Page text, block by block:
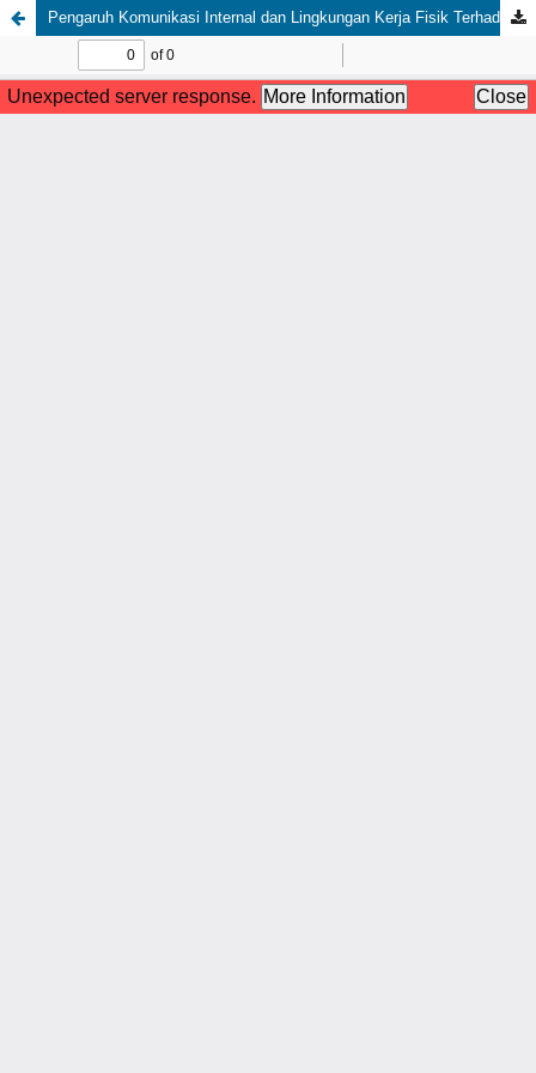
Pengaruh Komunikasi Internal dan Lingkungan Kerja Fisik Terhadap Kinerja Pegawai pada Balai Besar Meteorologi Klimatologi dan Geofisika Wilayah II Tangerang Selatan